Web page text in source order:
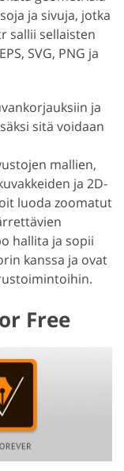
ja sivuja, jotka
sallii sellaisten
SVG, PNG ja
ja
sitä voidaan
mallien,
ja 2D-
luoda zoomatut
hallita ja sopii
kanssa ja ovat
Free